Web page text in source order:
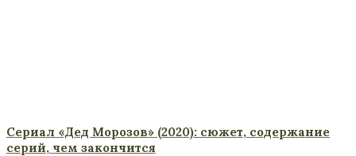
Сериал «Дед Морозов» (2020): сюжет, содержание
серий, чем закончится